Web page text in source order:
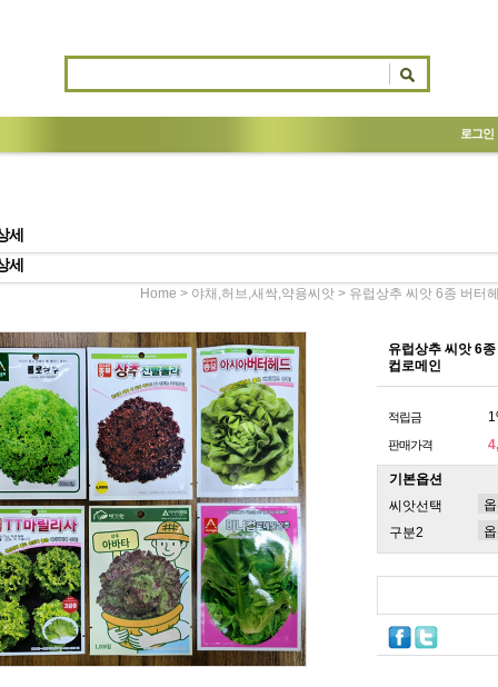
로그인
세
세
Home > 야채,허브,새싹,약용씨앗 > 유럽상추 씨앗 6종 버터
유럽상추 씨앗 6
컵로메인
적립금
판매가격
기본옵션
씨앗선택
구분2